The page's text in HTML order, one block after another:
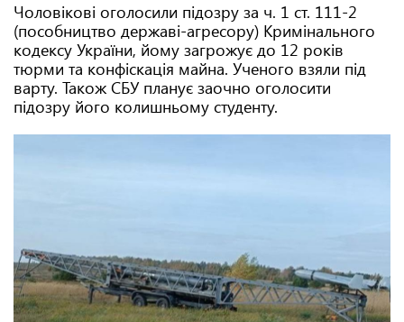
Чоловікові оголосили підозру за ч. 1 ст. 111-2
(пособництво державі-агресору) Кримінального
кодексу України, йому загрожує до 12 років
тюрми та конфіскація майна. Ученого взяли під
варту. Також СБУ планує заочно оголосити
підозру його колишньому студенту.